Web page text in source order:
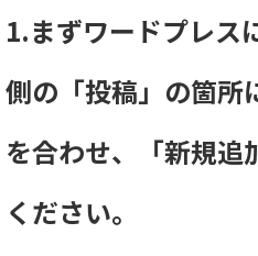
1.まずワードプレス
側の「投稿」の箇所
を合わせ、「新規追
ください。